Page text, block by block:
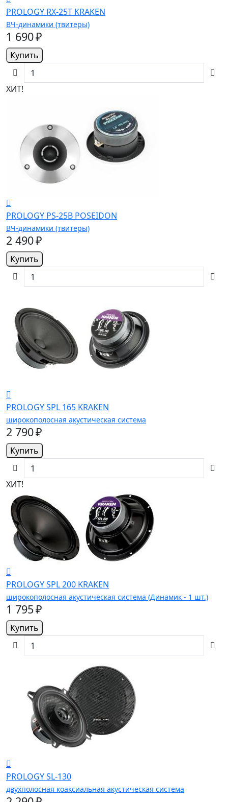
PROLOGY RX-25T KRAKEN
ВЧ-динамики (твитеры)
1 690 ₽
Купить
ХИТ!
PROLOGY PS-25B POSEIDON
ВЧ-динамики (твитеры)
2 490 ₽
Купить
PROLOGY SPL 165 KRAKEN
широкополосная акустическая система
2 790 ₽
Купить
ХИТ!
PROLOGY SPL 200 KRAKEN
широкополосная акустическая система (Динамик - 1 шт.)
1 795 ₽
Купить
PROLOGY SL-130
двухполосная коаксиальная акустическая система